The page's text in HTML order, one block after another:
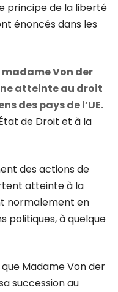
principe de la liberté
énoncés dans les
Von der
atteinte au droit
des pays de l’UE.
de Droit et à la
des actions de
atteinte à la
normalement en
politiques, à quelque
Madame Von der
succession au